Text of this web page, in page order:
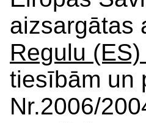
aizsargātas
Regulu
tiesībām un
Nr.2006/